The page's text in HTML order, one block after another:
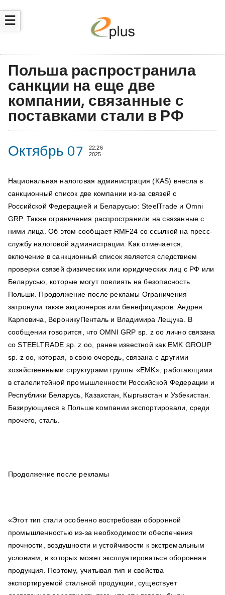
☰
Польша распространила
санкции на еще две
компании, связанные с
поставками стали в РФ
Октябрь 07
22:26
2025
Национальная налоговая администрация (KAS) внесла в
санкционный список две компании из-за связей с
Российской Федерацией и Беларусью: SteelTrade и Omni
GRP. Также ограничения распространили на связанные с
ними лица. Об этом сообщает RMF24 со ссылкой на пресс-
службу налоговой администрации. Как отмечается,
включение в санкционный список является следствием
проверки связей физических или юридических лиц с РФ или
Беларусью, которые могут повлиять на безопасность
Польши. Продолжение после рекламы Ограничения
затронули также акционеров или бенефициаров: Андрея
Карповича, ВероникуПенталь и Владимира Лещука. В
сообщении говорится, что OMNI GRP sp. z oo лично связана
со STEELTRADE sp. z oo, ранее известной как EMK GROUP
sp. z oo, которая, в свою очередь, связана с другими
хозяйственными структурами группы «EMK», работающими
в сталелитейной промышленности Российской Федерации и
Республики Беларусь, Казахстан, Кыргызстан и Узбекистан.
Базирующиеся в Польше компании экспортировали, среди
прочего, сталь.
Продолжение после рекламы
«Этот тип стали особенно востребован оборонной
промышленностью из-за необходимости обеспечения
прочности, воздушности и устойчивости к экстремальным
условиям, в которых может эксплуатироваться оборонная
продукция. Поэтому, учитывая тип и свойства
экспортируемой стальной продукции, существует